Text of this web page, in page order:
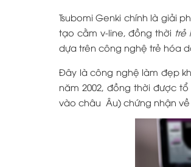
Tsubomi Genki chính là giải
tạo cằm v-line, đồng thời trẻ
dựa trên công nghệ trẻ hóa
Đây là công nghệ làm đẹp
năm 2002, đồng thời được
vào châu Âu) chứng nhận